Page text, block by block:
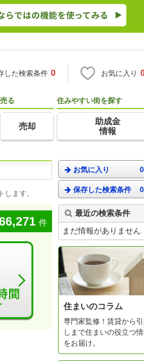
した検索条件 0 お気に入り
売る
売却
住みやすい街を探す
助成金
情報
ます。
件
お気に入り
保存した検索条件
最近の検索条件
まだ情報がありません
住まいのコラム
専門家監修！賃貸から
しまで住まいの役立つ
をお届け。